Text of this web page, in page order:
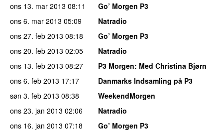
ons 13. mar 2013 08:11
Go’ Morgen P3
ons 6. mar 2013 05:09
Natradio
ons 27. feb 2013 08:18
Go’ Morgen P3
ons 20. feb 2013 02:05
Natradio
ons 13. feb 2013 08:27 P3 Morgen: Med Christina Bjørn
ons 6. feb 2013 17:17
Danmarks Indsamling på P3
søn 3. feb 2013 08:38
WeekendMorgen
ons 23. jan 2013 02:06
Natradio
ons 16. jan 2013 07:18 Go’ Morgen P3